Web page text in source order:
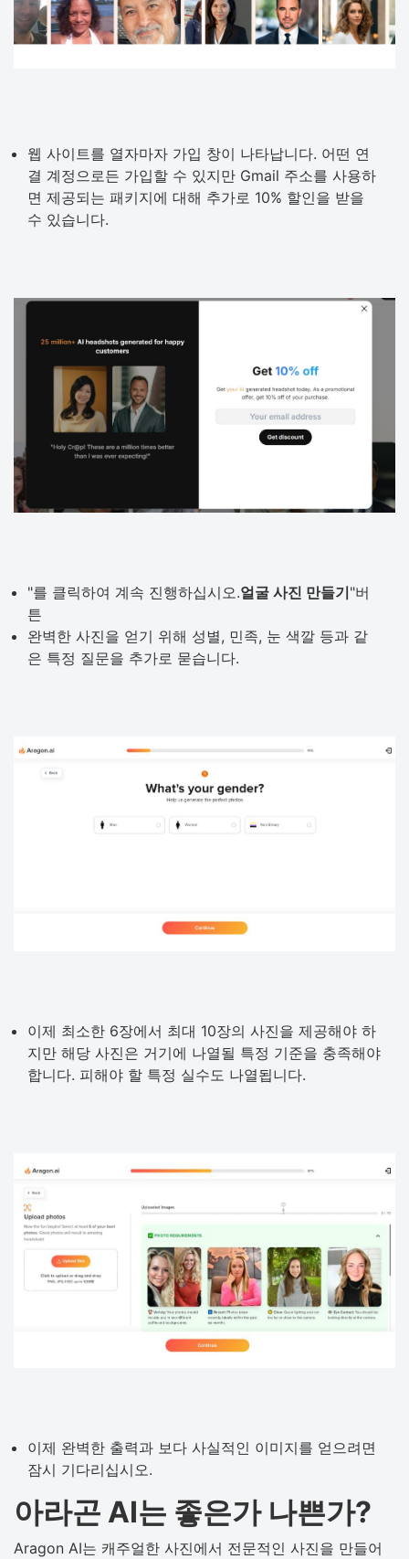
웹 사이트를 열자마자 가입 창이 나타납니다. 어떤 연
결 계정으로든 가입할 수 있지만 Gmail 주소를 사용하
면 제공되는 패키지에 대해 추가로 10% 할인을 받을
수 있습니다.
"를 클릭하여 계속 진행하십시오.얼굴 사진 만들기"버
튼
완벽한 사진을 얻기 위해 성별, 민족, 눈 색깔 등과 같
은 특정 질문을 추가로 묻습니다.
이제 최소한 6장에서 최대 10장의 사진을 제공해야 하
지만 해당 사진은 거기에 나열될 특정 기준을 충족해야
합니다. 피해야 할 특정 실수도 나열됩니다.
이제 완벽한 출력과 보다 사실적인 이미지를 얻으려면
잠시 기다리십시오.
아라곤 AI는 좋은가 나쁜가?
Aragon AI는 캐주얼한 사진에서 전문적인 사진을 만들어